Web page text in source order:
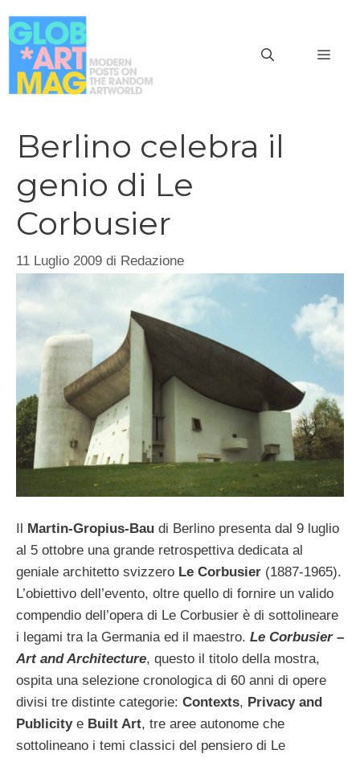
al
contenuto
Berlino celebra il
genio di Le
Corbusier
11 Luglio 2009 di Redazione
Il Martin-Gropius-Bau di Berlino presenta dal 9 luglio
al 5 ottobre una grande retrospettiva dedicata al
geniale architetto svizzero Le Corbusier (1887-1965).
L’obiettivo dell’evento, oltre quello di fornire un valido
compendio dell’opera di Le Corbusier è di sottolineare
i legami tra la Germania ed il maestro. Le Corbusier –
Art and Architecture, questo il titolo della mostra,
ospita una selezione cronologica di 60 anni di opere
divisi tre distinte categorie: Contexts, Privacy and
Publicitye Built Art, tre aree autonome che
sottolineano i temi classici del pensiero di Le